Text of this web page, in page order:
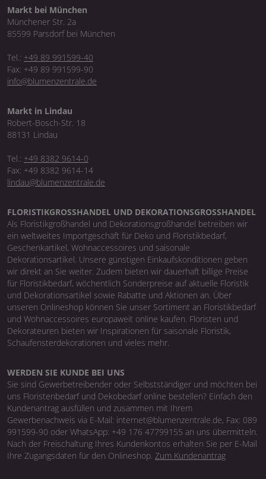
Markt bei München
Münchener Str. 2a
85599 Parsdorf bei München
Tel.: +49 89 991599-40
Fax: +49 89 991599-90
info@blumenzentrale.de
Markt in Lindau
Robert-Bosch-Str. 18
88131 Lindau
Tel.: +49 8382 9614-0
Fax: +49 8382 9614-14
lindau@blumenzentrale.de
FLORISTIKGROSSHANDEL UND DEKORATIONSGROSSHANDEL
Als Floristikgroßhandel und Dekorationsgroßhandel betreiben wir
ein weltweites Importgeschäft für Deko und Floristikbedarf,
Geschenkartikel, Wohnaccessoires und saisonale
Dekorationsartikel. Unsere günstigen Einkaufskonditionen geben
wir direkt an Sie weiter. Zudem bieten wir dauerhaft billige Preise
für Floristikbedarf, wöchentlich Sonderpreise auf aktuelle Floristik
und Dekorationsartikel sowie Rabatte und Aktionen an. Über
unseren Onlineshop können Sie unser Sortiment an Floristikbedarf
und Wohnaccessoires europaweit online kaufen. Floristen und
Dekorateuren bieten wir Inspirationen für saisonale Floristik,
Schaufensterdekorationen und vieles mehr.
WERDEN SIE KUNDE BEI UNS
Sie sind Gewerbetreibender oder Selbstständiger und möchten bei
uns Floristenbedarf und Dekobedarf online bestellen? Einfach den
Kundenantrag ausfüllen und zusammen mit Ihrem
Gewerbenachweis via E-Mail: internet@blumenzentrale.de, Fax: 089
991599-90 oder WhatsApp: +49 176 47799155 an uns übermitteln.
Nach der Freischaltung Ihres Kundenkontos erhalten Sie per E-Mail
Ihre Zugangsdaten für den Onlineshop. Zum Kundenantrag